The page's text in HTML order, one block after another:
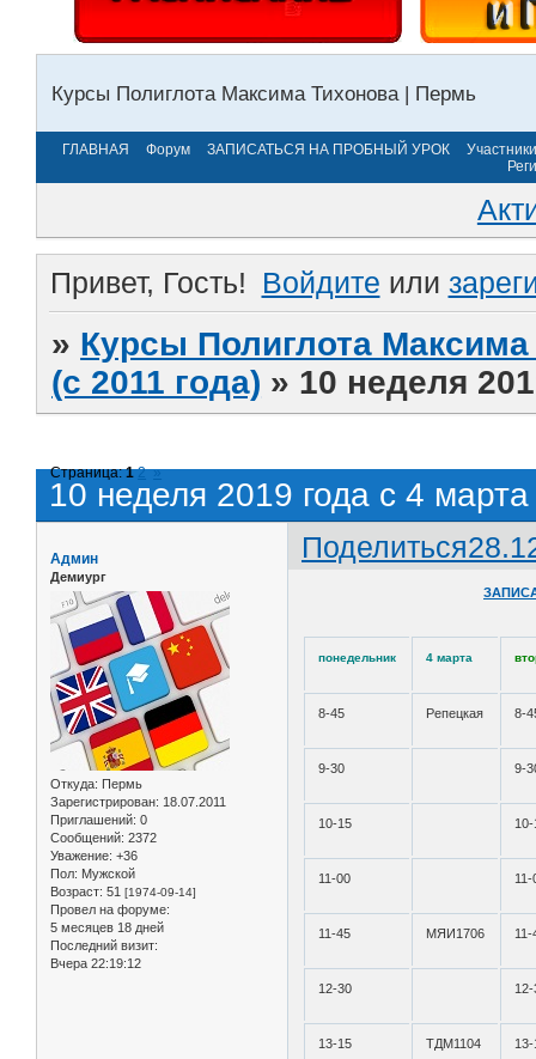
Курсы Полиглота Максима Тихонова | Пермь
ГЛАВНАЯ Форум ЗАПИСАТЬСЯ НА ПРОБНЫЙ УРОК
Участники
Привет, Гость! Войдите или
» Курсы Полиглота
(с 2011 года) » 10 неделя
10 неделя 2019 года с 4
Страница:1 2 »
Поделиться
Админ
Демиург
Откуда: Пермь
Зарегистрирован: 18.07.2011
Приглашений: 0
Сообщений: 2372
Уважение: +36
Пол: Мужской
Возраст: 51 [1974-09-14]
Провел на форуме:
5 месяцев 18 дней
Последний визит:
Вчера 22:19:12
понедельник 4 марта
8-45 Репецкая 8-
9-30 9-
10-15 10-
11-00 11-
11-45 МЯИ1706 11-
12-30 12-
13-15 ТДМ1104 13-